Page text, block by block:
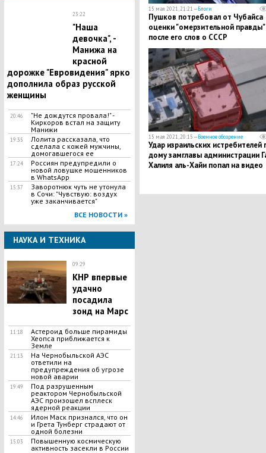
23:22
"Наша
девочка", -
Манижа на
красной
дорожке "Евровидения" ярко
дополнила образ русской
женщины
20:46
"Не дождутся провала!" -
Киркоров встал на защиту
Манижи
19:35
Лолита рассказала, что
сделала с кожей мужчины,
домогавшегося ее
17:24
Россиян предупредили о
новой ловушке мошенников
в WhatsApp
15:37
Заворотнюк чуть не утонула
в Сочи: "Чувствую: воздух
уже заканчивается"
ВСЕ НОВОСТИ »
НАУКА И ТЕХНИКА
09:29
КНР впервые
удачно
посадила
зонд на Марс
11:18
Астероид больше пирамиды
Хеопса приближается к
Земле
21:13
На Чернобыльской АЭС
ответили на
предупреждения об угрозе
новой аварии
19:49
Под разрушенным
реактором Чернобыльской
АЭС произошел всплеск
ядерной реакции
14:46
Илон Маск признался, что он
и Грета Тунберг страдают от
одной болезни
15:03
Повышенную космическую
активность засекли в России
15 мая 2021, 21:21 —Блоги
Пушков потребовал от Чубайса
оценки "омерзительной правды"
после его слов о СССР
15 мая 2021, 20:15 —Военное обозрение
Удар израильских истребителей
дому замглавы администрации
Халиля аль-Хайи попал на видео